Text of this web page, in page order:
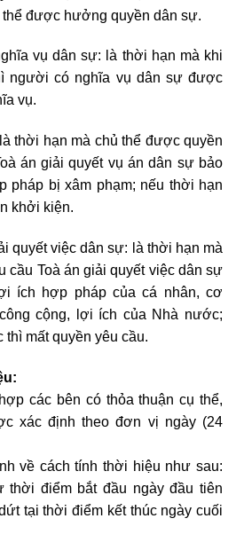
được hưởng quyền dân sự.
vụ dân sự: là thời hạn mà khi
người có nghĩa vụ dân sự được
vụ.
thời hạn mà chủ thể được quyền
án giải quyết vụ án dân sự bảo
pháp bị xâm phạm; nếu thời hạn
khởi kiện.
quyết việc dân sự: là thời hạn mà
cầu Toà án giải quyết việc dân sự
ích hợp pháp của cá nhân, cơ
cộng, lợi ích của Nhà nước;
thì mất quyền yêu cầu.
các bên có thỏa thuận cụ thể,
xác định theo đơn vị ngày (24
về cách tính thời hiệu như sau:
điểm bắt đầu ngày đầu tiên
tại thời điểm kết thúc ngày cuối